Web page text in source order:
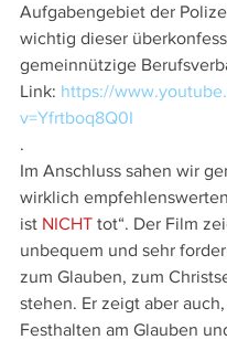
Aufgabengebiet der
wichtig dieser
gemeinnützige
Link: https://
v=Yfrtboq8Q0I
.
Im Anschluss sahen wir
wirklich
ist NICHT tot“. Der Film
unbequem und sehr
zum Glauben, zum
stehen. Er zeigt aber
Festhalten am Glauben